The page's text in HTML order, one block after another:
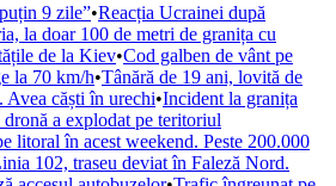
9 zile”•Reacția Ucrainei după
la doar 100 de metri de granița cu
de la Kiev•Cod galben de vânt pe
la 70 km/h•Tânără de 19 ani, lovită de
Avea căști în urechi•Incident la granița
a explodat pe teritoriul
litoral în acest weekend. Peste 200.000
102, traseu deviat în Faleză Nord.